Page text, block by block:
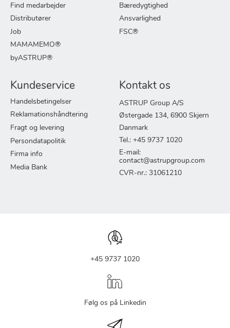
Find medarbejder
Distributører
Job
MAMAMEMO®
byASTRUP®
Bæredygtighed
Ansvarlighed
FSC®
Kundeservice
Handelsbetingelser
Reklamationshåndtering
Fragt og levering
Persondatapolitik
Firma info
Media Bank
Kontakt os
ASTRUP Group A/S
Østergade 134, 6900 Skjern
Danmark
Tel.: +45 9737 1020
E-mail:
contact@astrupgroup.com
CVR-nr.: 31061210
+45 9737 1020
Følg os på Linkedin